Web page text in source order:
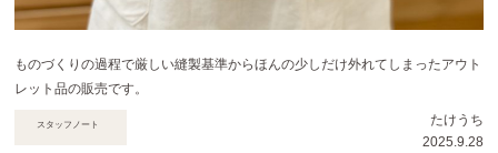
ものづくりの過程で厳しい縫製基準からほんの少しだけ外れてしまったアウト
レット品の販売です。
スタッフノート
たけうち
2025.9.28